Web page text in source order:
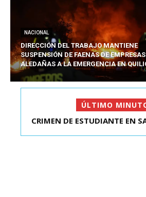
NACIONAL
DIRECCIÓN DEL TRABAJO MANTIENE
SUSPENSIÓN DE FAENAS DE EMPRESAS
ALEDAÑAS A LA EMERGENCIA EN
ÚLTIMO
FIESTA EN EL